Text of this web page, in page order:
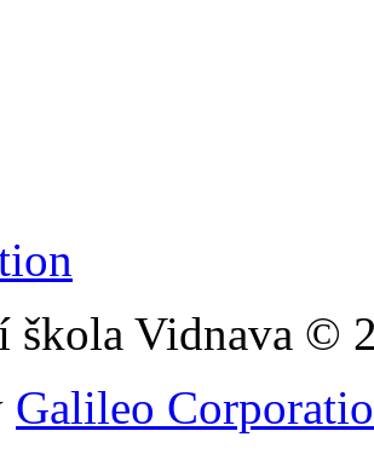
škola Vidnava ©
Galileo